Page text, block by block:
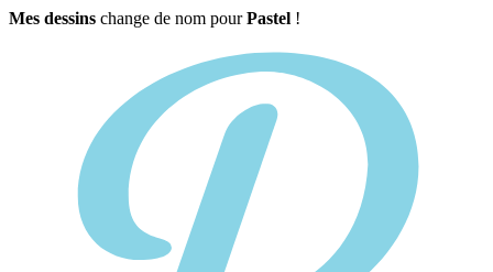
Mes dessins change de nom pourPastel !